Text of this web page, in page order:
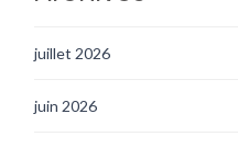
juillet 2026
juin 2026